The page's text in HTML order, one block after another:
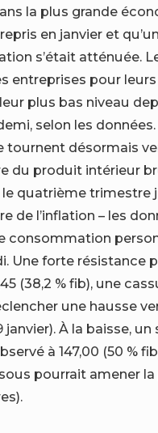
la plus grande
en janvier et
s’était atténuée.
entreprises pour
plus bas niveau
selon les données.
tournent désormais
du produit intérieur
quatrième trimestre
de l’inflation – les
consommation
Une forte résistance
(38,2 % fib), une
une hausse
janvier). À la baisse,
à 147,00 (50 %
pourrait amener la